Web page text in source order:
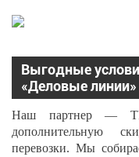
Выгодные
«Деловые линии»
Наш партнер — ТК
дополнительную
перевозки. Мы